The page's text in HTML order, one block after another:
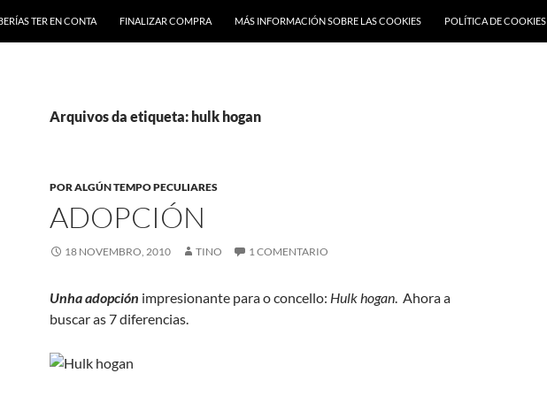
TER EN CONTA FINALIZAR COMPRA MÁS INFORMACIÓN SOBRE LAS COOKIES POLÍTICA DE COOKIES
Arquivos da etiqueta: hulk hogan
POR ALGÚN TEMPO PECULIARES
ADOPCIÓN
18 NOVEMBRO, 2010 TINO 1 COMENTARIO
Unha adopción impresionante para o concello: Hulk hogan. Ahora a
buscar as 7 diferencias.